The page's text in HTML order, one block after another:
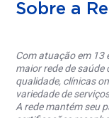
Sobre a
Com atuação em 13
maior rede de
qualidade, clínicas
variedade de
A rede mantém seu